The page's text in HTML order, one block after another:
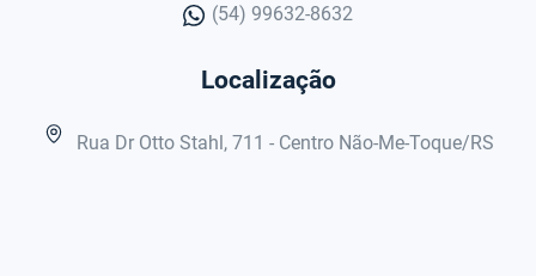
(54) 99632-8632
Localização
Rua Dr Otto Stahl, 711 - Centro Não-Me-Toque/RS